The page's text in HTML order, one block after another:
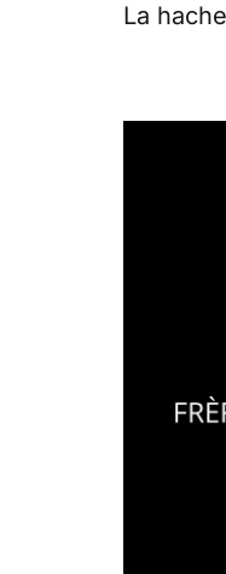
La